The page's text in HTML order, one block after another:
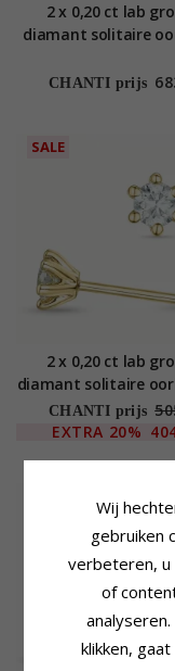
2 x 0,20 ct lab
diamant solitaire
grown
CHANTI prijs
SALE
2 x 0,20 ct lab
diamant solitaire
karaat goud met lab
diamant
CHANTI prijs
EXTRA 20%
Wij
gebruiken
verbeteren,
of
klikken,